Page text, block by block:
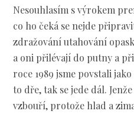
Nesouhlasím s výrokem
co ho čeká se nejde
zdražování utahování
a oni přilévají do putny a
roce 1989 jsme povstali
to dře, tak se jede dál.
vzbouří, protože hlad a